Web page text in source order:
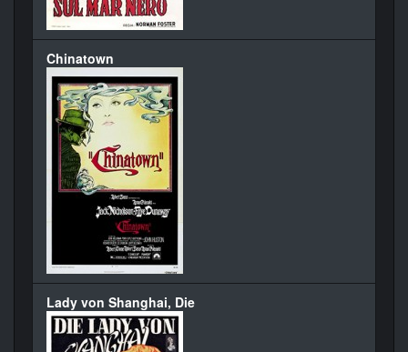
Chinatown
Lady von Shanghai, Die